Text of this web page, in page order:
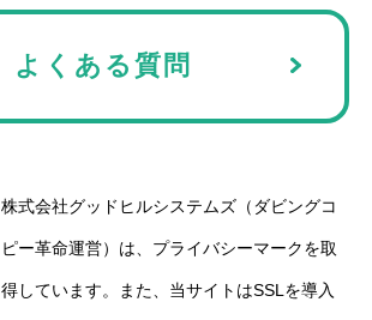
よくある質問
株式会社グッドヒルシステムズ（ダビングコ
ピー革命運営）は、プライバシーマークを取
得しています。また、当サイトはSSLを導入